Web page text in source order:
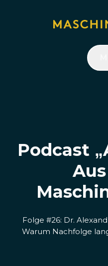
Podcast
Folge #26: Dr.
Warum Nachfolge